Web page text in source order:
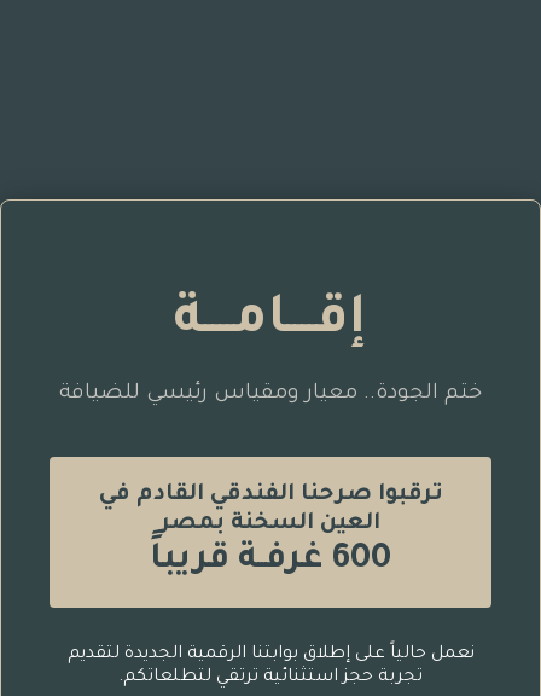
إقــــامــــة
ختم الجودة.. معيار ومقياس رئيسي للضيافة
ترقبوا صرحنا الفندقي القادم في
العين السخنة بمصر
600 غرفــة قريباً
نعمل حالياً على إطلاق بوابتنا الرقمية الجديدة لتقديم
تجربة حجز استثنائية ترتقي لتطلعاتكم.